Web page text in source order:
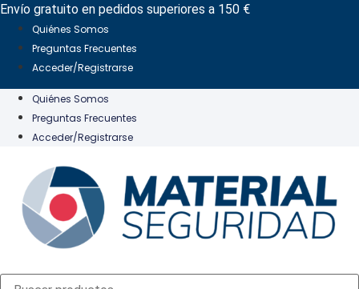
Ir
contenido
Envío gratuito en pedidos superiores a 150 €
Quiénes Somos
Preguntas Frecuentes
Acceder/Registrarse
Quiénes Somos
Preguntas Frecuentes
Acceder/Registrarse
Búsqueda